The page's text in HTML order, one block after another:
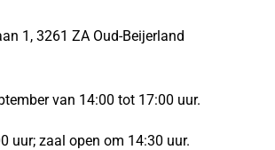
1, 3261 ZA Oud-Beijerland
van 14:00 tot 17:00 uur.
uur; zaal open om 14:30 uur.